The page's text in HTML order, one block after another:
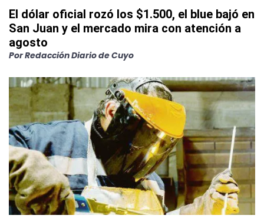
El dólar oficial rozó los $1.500, el blue bajó en
San Juan y el mercado mira con atención a
agosto
PorRedacción Diario de Cuyo